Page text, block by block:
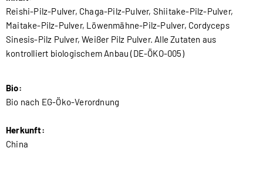
Reishi-Pilz-Pulver, Chaga-Pilz-Pulver, Shiitake-Pilz-Pulver,
Maitake-Pilz-Pulver, Löwenmähne-Pilz-Pulver, Cordyceps
Sinesis-Pilz Pulver, Weißer Pilz Pulver. Alle Zutaten aus
kontrolliert biologischem Anbau (DE-ÖKO-005)
Bio:
Bio nach EG-Öko-Verordnung
Herkunft:
China